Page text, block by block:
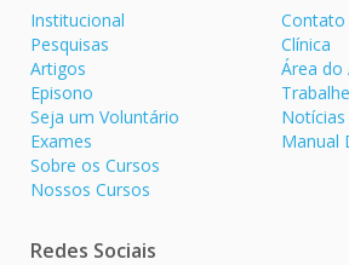
Institucional
Pesquisas
Artigos
Episono
Seja um Voluntário
Exames
Sobre os Cursos
Nossos Cursos
Contato
Clínica
Área do
Notícias
Manual
Redes Sociais